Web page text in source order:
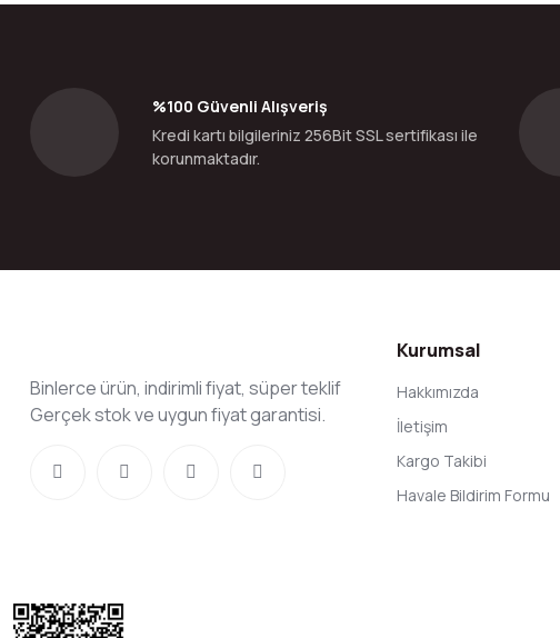
Ürün fiyatı diğer sitelerden daha pahalı.
Bu ürüne benzer farklı alternatifler olmalı.
%100 Güvenli Alışveriş
Kredi kartı bilgileriniz 256Bit SSL sertifikası ile
korunmaktadır.
Binlerce ürün, indirimli fiyat, süper teklif
Gerçek stok ve uygun fiyat garantisi.
Kurumsal
Hakkımızda
İletişim
Kargo Takibi
Havale Bildirim Formu